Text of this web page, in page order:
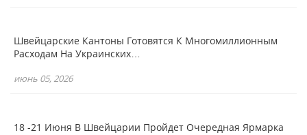
Швейцарские Кантоны Готовятся К Многомиллионным
Расходам На Украинских…
июнь 05, 2026
18 -21 Июня В Швейцарии Пройдет Очередная Ярмарка